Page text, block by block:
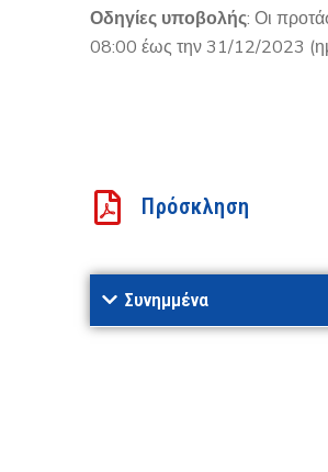
Οδηγίες υποβολής: Οι
08:00 έως την 31/12/2023
Πρόσκληση
Συνημμένα